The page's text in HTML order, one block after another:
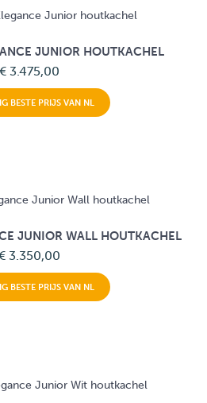
JUNIOR HOUTKACHEL
€ 3.475,00
BESTE PRIJS VAN NL
JUNIOR WALL HOUTKACHEL
3.350,00
BESTE PRIJS VAN NL